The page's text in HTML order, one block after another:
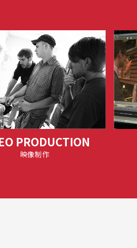
PRODUCTION
映像制作